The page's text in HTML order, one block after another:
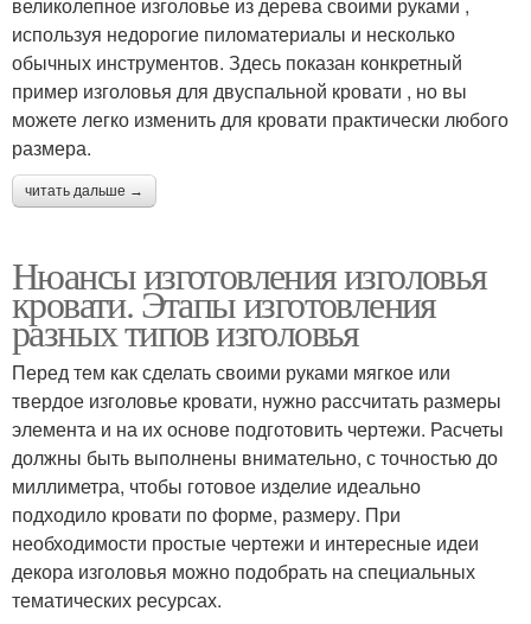
используя недорогие пиломатериалы и несколько
обычных инструментов. Здесь показан конкретный
пример изголовья для двуспальной кровати , но вы
можете легко изменить для кровати практически любого
размера.
читать дальше →
Нюансы изготовления изголовья
кровати. Этапы изготовления
разных типов изголовья
Перед тем как сделать своими руками мягкое или
твердое изголовье кровати, нужно рассчитать размеры
элемента и на их основе подготовить чертежи. Расчеты
должны быть выполнены внимательно, с точностью до
миллиметра, чтобы готовое изделие идеально
подходило кровати по форме, размеру. При
необходимости простые чертежи и интересные идеи
декора изголовья можно подобрать на специальных
тематических ресурсах.